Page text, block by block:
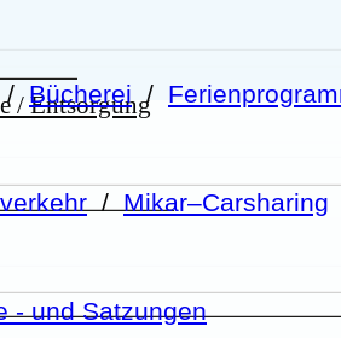
/ Entsorgung
Bücherei /
/Mikar–Carsharing
- und Satzungen